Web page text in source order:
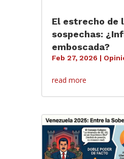
El estrecho de
sospechas:
emboscada?
Feb 27, 2026 |
read more